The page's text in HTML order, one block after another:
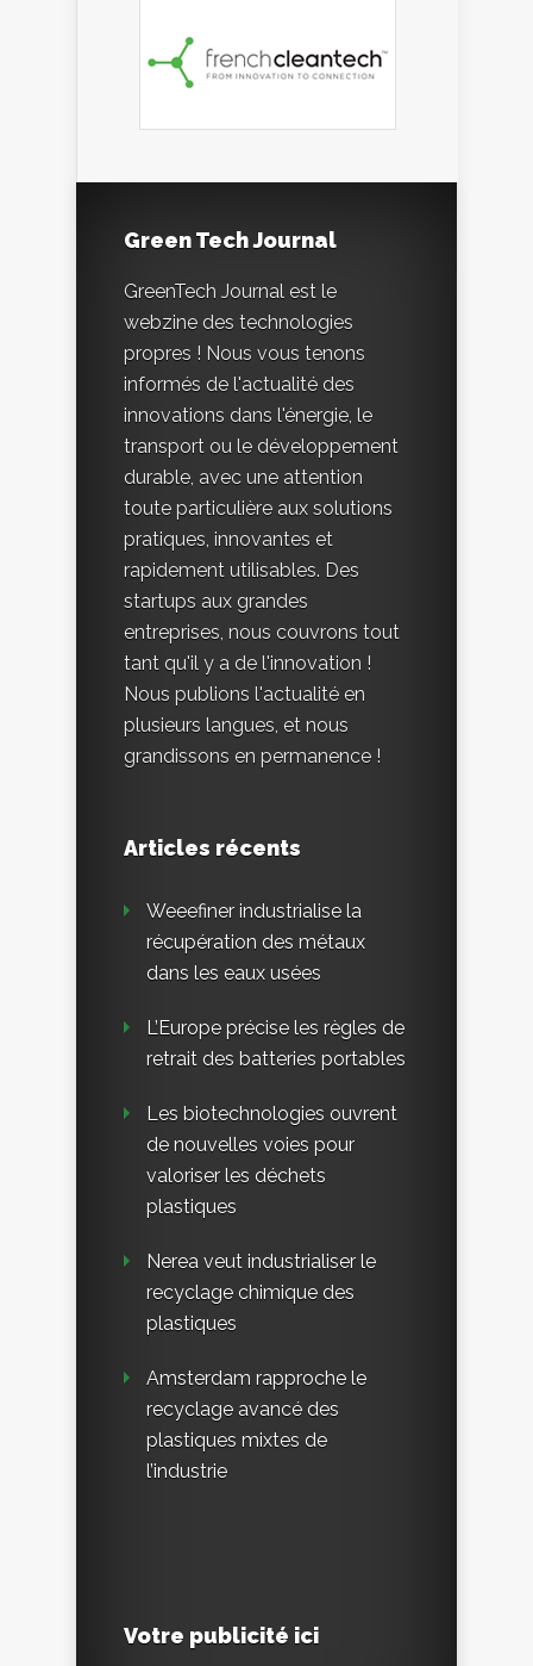
Green Tech Journal
GreenTech Journal est le
webzine des technologies
propres ! Nous vous tenons
informés de l'actualité des
innovations dans l'énergie, le
transport ou le développement
durable, avec une attention
toute particulière aux solutions
pratiques, innovantes et
rapidement utilisables. Des
startups aux grandes
entreprises, nous couvrons tout
tant qu'il y a de l'innovation !
Nous publions l'actualité en
plusieurs langues, et nous
grandissons en permanence !
Articles récents
Weeefiner industrialise la
récupération des métaux
dans les eaux usées
L’Europe précise les règles de
retrait des batteries portables
Les biotechnologies ouvrent
de nouvelles voies pour
valoriser les déchets
plastiques
Nerea veut industrialiser le
recyclage chimique des
plastiques
Amsterdam rapproche le
recyclage avancé des
plastiques mixtes de
l’industrie
Votre publicité ici